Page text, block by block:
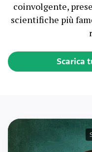
coinvolgente,
scientifiche più
Scarica